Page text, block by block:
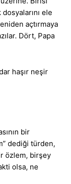
dosyalarını ele
açtırmaya
Dört, Papa
haşır neşir
bir
dediği türden,
özlem, birşey
olsa, ne